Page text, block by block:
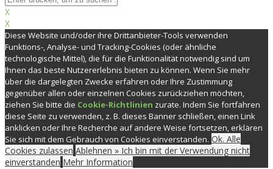
X
X
Diese Website und/oder ihre Drittanbieter-Tools verwenden
Funktions-, Analyse- und Tracking-Cookies (oder ähnliche
technologische Mittel), die für die Funktionalität notwendig sind um
Ihnen das beste Nutzererlebnis bieten zu können. Wenn Sie mehr
über die dargelegten Zwecke erfahren oder Ihre Zustimmung
gegenüber allen oder einzelnen Cookies zurückziehen möchten,
ziehen Sie bitte die Cookie-Richtlinien zurate. Indem Sie fortfahren
diese Seite zu verwenden, z. B. dieses Banner schließen, einen Link
anklicken oder Ihre Recherche auf andere Weise fortsetzen, erklären
Sie sich mit dem Gebrauch von Cookies einverstanden. Ok. Alle
Cookies zulassen Ablehnen » Ich bin mit der Verwendung nicht
einverstanden Mehr Information